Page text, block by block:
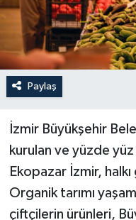
Paylaş
İzmir Büyükşehir
kurulan ve yüzde yüz
Ekopazar İzmir,
Organik tarımı
çiftçilerin ürünleri,